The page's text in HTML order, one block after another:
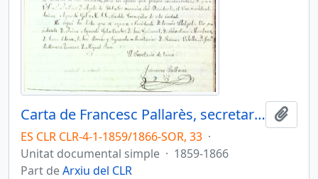
Carta de Francesc Pallarès, secretari del Centre de Lectura, per comunicar a l'alcalde els noms dels membres que componen la nova Junta de govern de l'entitat
ES CLR CLR-4-1-1859/1866-SOR, 33 ·
Unitat documental simple · 1859-1866
Part deArxiu del CLR